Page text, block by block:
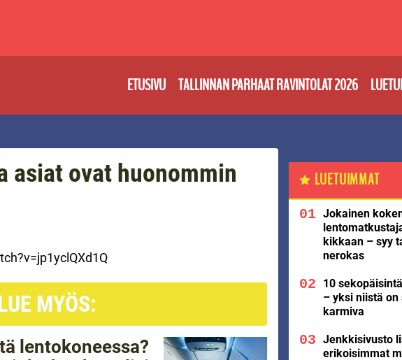
ETUSIVU TALLINNAN PARHAAT RAVINTOLAT 2026
asiat ovat huonommin
MYÖS:
lentokoneessa?
LUETUIMMAT
Jokainen
kikkaan – syy
nerokas
10
– yksi niistä on
karmiva
Jenkkisivusto
erikoisimmat